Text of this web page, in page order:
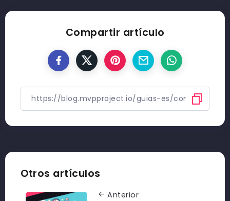
Compartir artículo
Otros artículos
Anterior